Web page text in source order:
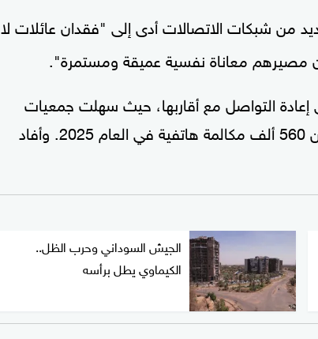
من شبكات الاتصالات أدى إلى "فقدان عائلات لا
مصيرهم معاناة نفسية عميقة ومستمرة".
إعادة التواصل مع أقاربها، حيث سهلت جمعيات
أكثر من 560 ألف مكالمة هاتفية في العام 2025. وأفاد
الجيش السوداني وحرب الظل..
الكيماوي يطل برأسه